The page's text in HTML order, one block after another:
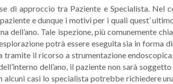
di approccio tra Paziente e Specialista. Nel
e dunque i motivi per i quali quest’
Tale ispezione, più comunemente
potrà essere eseguita sia in forma
il ricorso a strumentazione
dell’ano, il paziente non sarà
casi lo specialista potrebbe richiedere